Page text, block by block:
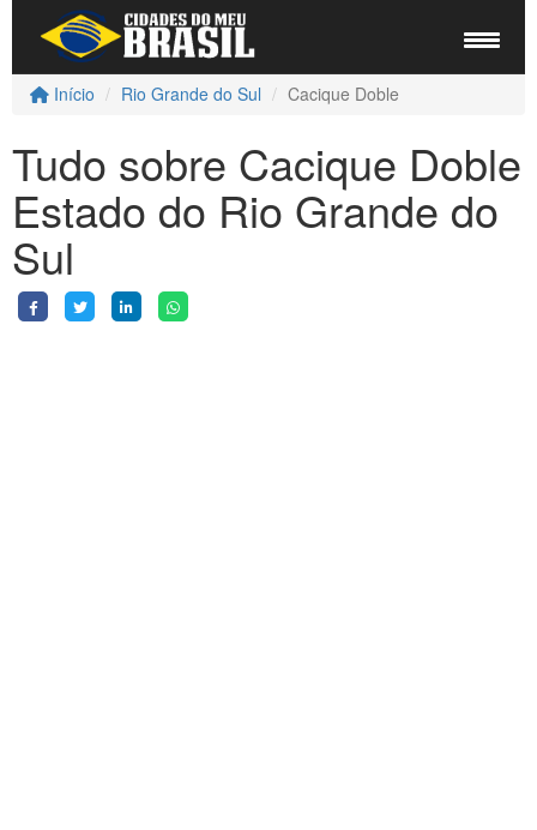
Início Rio Grande do Sul Cacique Doble
Tudo sobre Cacique Doble
Estado do Rio Grande do
Sul